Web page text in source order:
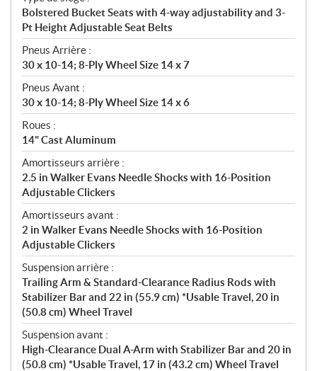
Bolstered Bucket Seats with 4-way adjustability and 3-
Pt Height Adjustable Seat Belts
Pneus Arrière :
30 x 10-14; 8-Ply Wheel Size 14 x 7
Pneus Avant :
30 x 10-14; 8-Ply Wheel Size 14 x 6
Roues :
14" Cast Aluminum
Amortisseurs arrière :
2.5 in Walker Evans Needle Shocks with 16-Position
Adjustable Clickers
Amortisseurs avant :
2 in Walker Evans Needle Shocks with 16-Position
Adjustable Clickers
Suspension arrière :
Trailing Arm & Standard-Clearance Radius Rods with
Stabilizer Bar and 22 in (55.9 cm) *Usable Travel, 20 in
(50.8 cm) Wheel Travel
Suspension avant :
High-Clearance Dual A-Arm with Stabilizer Bar and 20 in
(50.8 cm) *Usable Travel, 17 in (43.2 cm) Wheel Travel